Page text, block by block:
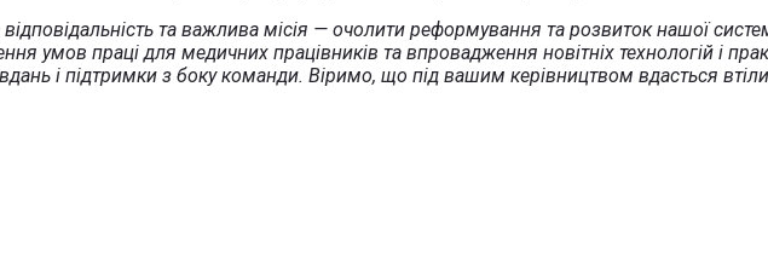
та важлива місія — очолити реформування та розвиток нашої
умов праці для медичних працівників та впровадження новітніх технологій і
і підтримки з боку команди. Віримо, що під вашим керівництвом вдасться